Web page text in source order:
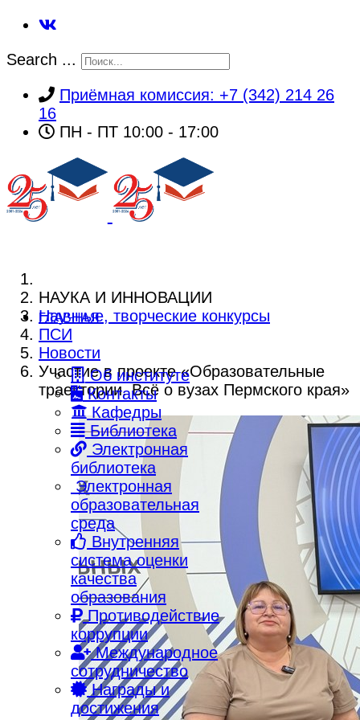
Search ...
Приёмная комиссия: +7 (342) 214 26
16
ПН - ПТ 10:00 - 17:00
ГЛАВНАЯ
Об институте
Контакты
Кафедры
Библиотека
Электронная
библиотека
Электронная
образовательная
среда
Внутренняя
система оценки
качества
образования
Противодействие
коррупции
Международное
сотрудничество
Награды и
достижения
НАУКА И ИННОВАЦИИ
Научные, творческие конкурсы
ПСИ
Новости
Участие в проекте «Образовательные
траектории. Всё о вузах Пермского края»